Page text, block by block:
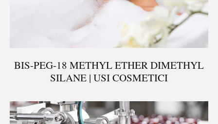
BIS-PEG-18 METHYL ETHER DIMETHYL
SILANE | USI COSMETICI